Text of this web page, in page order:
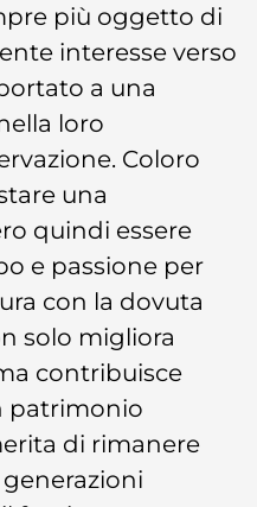
più oggetto di
interesse verso
a una
loro
Coloro
una
quindi essere
e passione per
con la dovuta
solo migliora
contribuisce
patrimonio
di rimanere